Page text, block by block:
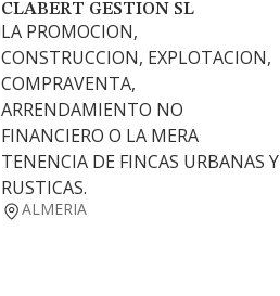
CLABERT GESTION SL
LA PROMOCION,
CONSTRUCCION, EXPLOTACION,
COMPRAVENTA,
ARRENDAMIENTO NO
FINANCIERO O LA MERA
TENENCIA DE FINCAS URBANAS Y
RUSTICAS.
ALMERIA